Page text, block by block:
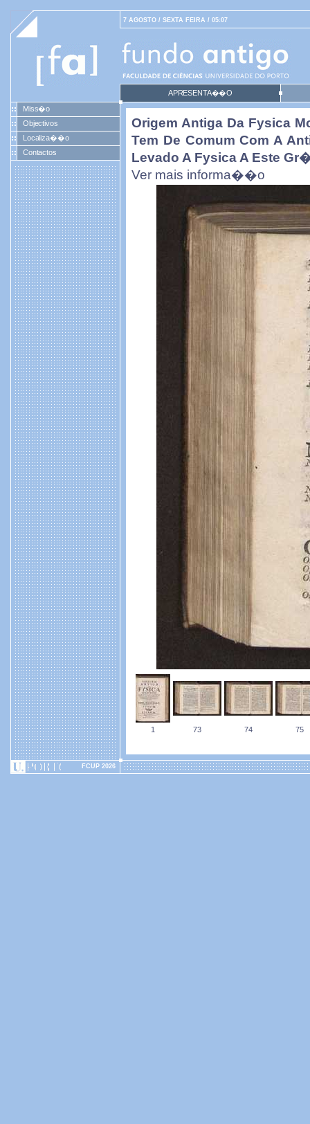
7 AGOSTO / SEXTA FEIRA / 05:07
APRESENTA��O
Miss�o
Objectivos
Localiza��o
Contactos
Origem Antiga Da Fysica
Tem De Comum Com A
Levado A Fysica A Este
Ver mais informa��o
1 73 74 75
FCUP 2026